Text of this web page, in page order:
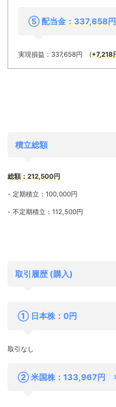
⑤ 配当金：337,658円
実現損益：337,658円 (+7,218
積立総額
総額：212,500円
- 定期積立：100,000円
- 不定期積立：112,500円
取引履歴 (購入)
① 日本株：0円
取引なし
② 米国株：133,967円